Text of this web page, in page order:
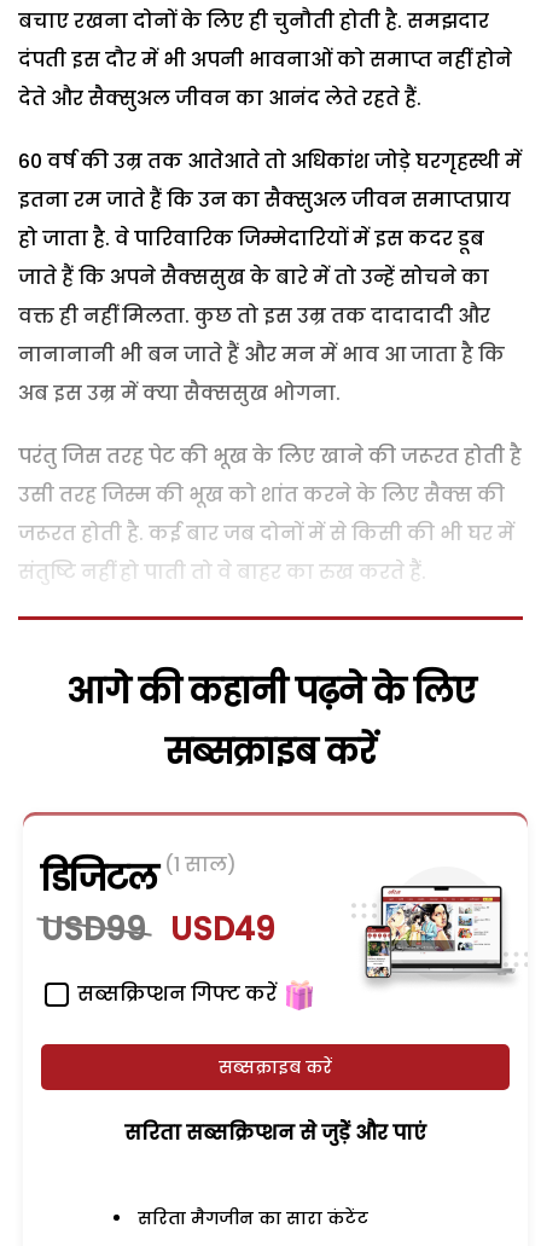
बचाए रखना दोनों के लिए ही चुनौती होती है. समझदार
दंपती इस दौर में भी अपनी भावनाओं को समाप्त नहीं होने
देते और सैक्सुअल जीवन का आनंद लेते रहते हैं.
60 वर्ष की उम्र तक आतेआते तो अधिकांश जोड़े घरगृहस्थी में
इतना रम जाते हैं कि उन का सैक्सुअल जीवन समाप्तप्राय
हो जाता है. वे पारिवारिक जिम्मेदारियों में इस कदर डूब
जाते हैं कि अपने सैक्ससुख के बारे में तो उन्हें सोचने का
वक्त ही नहीं मिलता. कुछ तो इस उम्र तक दादादादी और
नानानानी भी बन जाते हैं और मन में भाव आ जाता है कि
अब इस उम्र में क्या सैक्ससुख भोगना.
परंतु जिस तरह पेट की भूख के लिए खाने की जरूरत होती है
उसी तरह जिस्म की भूख को शांत करने के लिए सैक्स की
जरूरत होती है. कई बार जब दोनों में से किसी की भी घर में
संतुष्टि नहीं हो पाती तो वे बाहर का रुख करते हैं.
आगे की कहानी पढ़ने के लिए
सब्सक्राइब करें
डिजिटल (1 साल)
USD99 USD49
सब्सक्रिप्शन गिफ्ट करें
सब्सक्राइब करें
सरिता सब्सक्रिप्शन से जुड़ेें और पाएं
सरिता मैगजीन का सारा कंटेंट